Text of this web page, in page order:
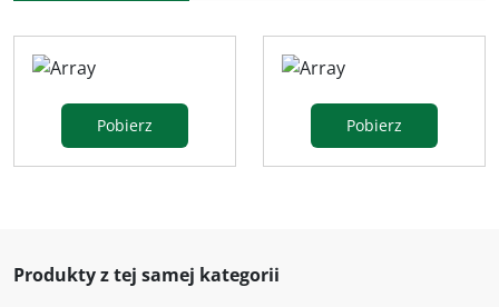
Pobierz Pobierz
Produkty z tej samej kategorii